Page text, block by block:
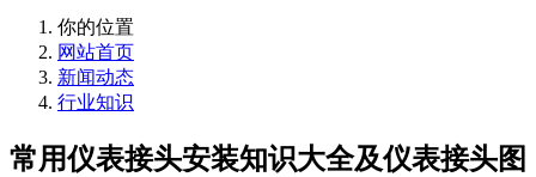
你的位置
网站首页
新闻动态
行业知识
常用仪表接头安装知识大全及仪表接头图